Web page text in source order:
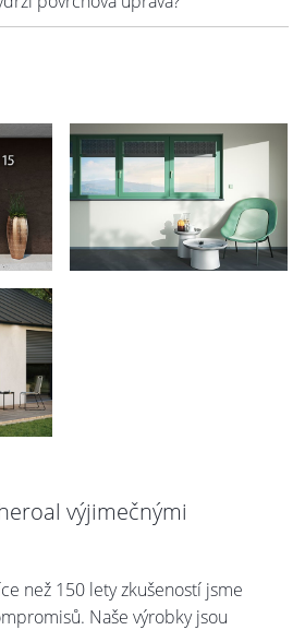
výjimečnými
než 150 lety zkušeností jsme
Naše výrobky jsou